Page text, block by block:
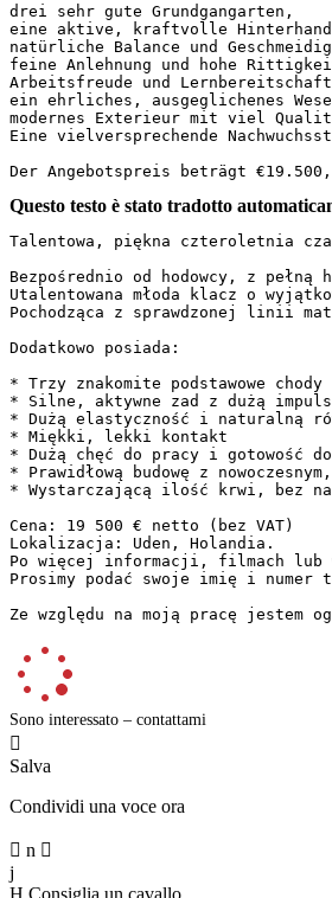
drei sehr gute Grundgangarten,
eine aktive, kraftvolle
natürliche Balance und
feine Anlehnung und hohe
Arbeitsfreude und
ein ehrliches, ausgeglichenes
modernes Exterieur mit viel
Eine vielversprechende
Der Angebotspreis beträgt
Questo testo è stato tradotto
Talentowa, piękna czteroletnia
Bezpośrednio od hodowcy, z
Utalentowana młoda klacz o
Pochodząca z sprawdzonej linii
Dodatkowo posiada:
* Trzy znakomite podstawowe chody
* Silne, aktywne zad z dużą
* Dużą elastyczność i naturalną
* Miękki, lekki kontakt
* Dużą chęć do pracy i gotowość
* Prawidłową budowę z
* Wystarczającą ilość krwi, bez
Cena: 19 500 € netto (bez VAT)
Lokalizacja: Uden, Holandia.
Po więcej informacji, filmach lub
Prosimy podać swoje imię i
Ze względu na moją pracę jestem
Sono interessato – contattami

Salva
Condividi una voce ora
 n 
j
H Consiglia un cavallo